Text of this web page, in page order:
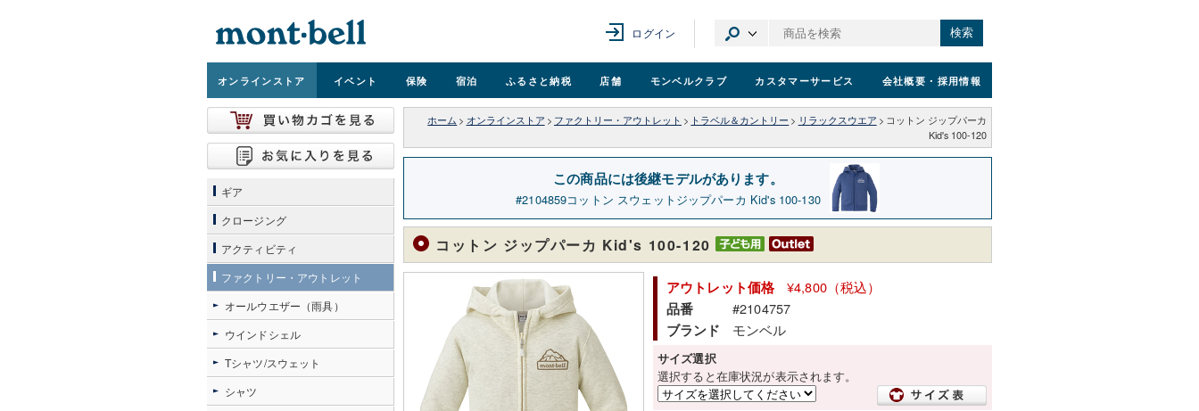
ログイン 検索
オンラインストア イベント 保険 宿泊 ふるさと納税 店舗 モンベルクラブ カスタマーサービス 会社概要 ・採用情報
ホーム > オンラインストア > ファクトリー・アウトレット > トラベル＆カントリー > リラックスウエア > コットン ジップパーカ
Kid's 100-120
この商品には後継モデルがあります。
2104859コットン スウェットジップパーカ Kid's 100-130
コットン ジップパーカ Kid's 100-120
アウトレット価格 ¥4,800（税込）
品番 #2104757
ブランド モンベル
サイズ選択
選択すると在庫状況が表示されます。
ギア
クロージング
アクティビティ
ファクトリー・アウトレット
オールウエザー（雨具）
ウインドシェル
Tシャツ/スウェット
シャツ